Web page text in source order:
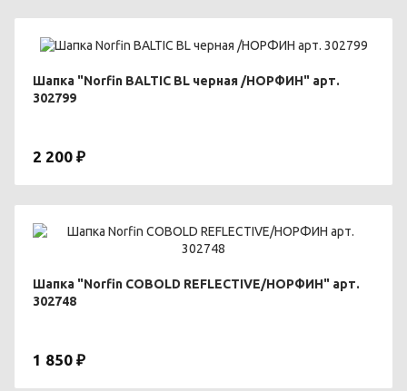
Шапка "Norfin BALTIС BL черная /НОРФИН" арт.
302799
2 200 ₽
Шапка "Norfin COBOLD REFLECTIVE/НОРФИН" арт.
302748
1 850 ₽